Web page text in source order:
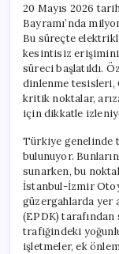
20 Mayıs 2026
Bayramı’nda
Bu süreçte
kesintisiz erişimini
süreci başlatıldı.
dinlenme tesisleri,
kritik noktalar,
için dikkatle
Türkiye genelinde
bulunuyor.
sunarken, bu
İstanbul-İzmir
güzergahlarda yer
(EPDK)
trafiğindeki
işletmeler, ek